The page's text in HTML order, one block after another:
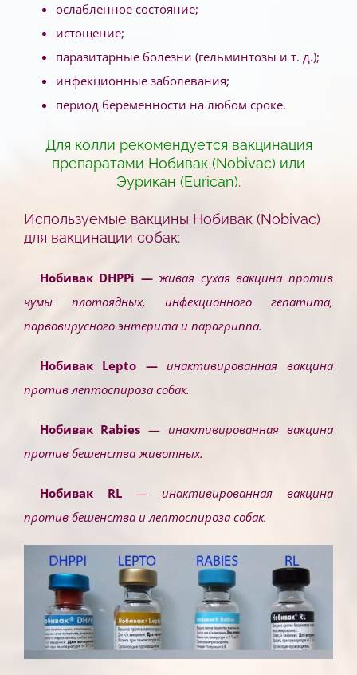
ослабленное состояние;
истощение;
паразитарные болезни (гельминтозы и т. д.);
инфекционные заболевания;
период беременности на любом сроке.
Для колли рекомендуется вакцинация
препаратами Нобивак (Nobivac) или
Эурикан (Eurican).
Используемые вакцины Нобивак (Nobivac)
для вакцинации собак:
Нобивак DHPPi — живая сухая вакцина против
чумы плотоядных, инфекционного гепатита,
парвовирусного энтерита и парагриппа.
Нобивак Lepto —инактивированная вакцина
против лептоспироза собак.
Нобивак Rabies —инактивированная вакцина
против бешенства животных.
Нобивак RL— инактивированная вакцина
против бешенства и лептоспироза собак.